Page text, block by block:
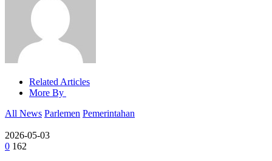
Related Articles
More By
All News Parlemen Pemerintahan
2026-05-03
0 162